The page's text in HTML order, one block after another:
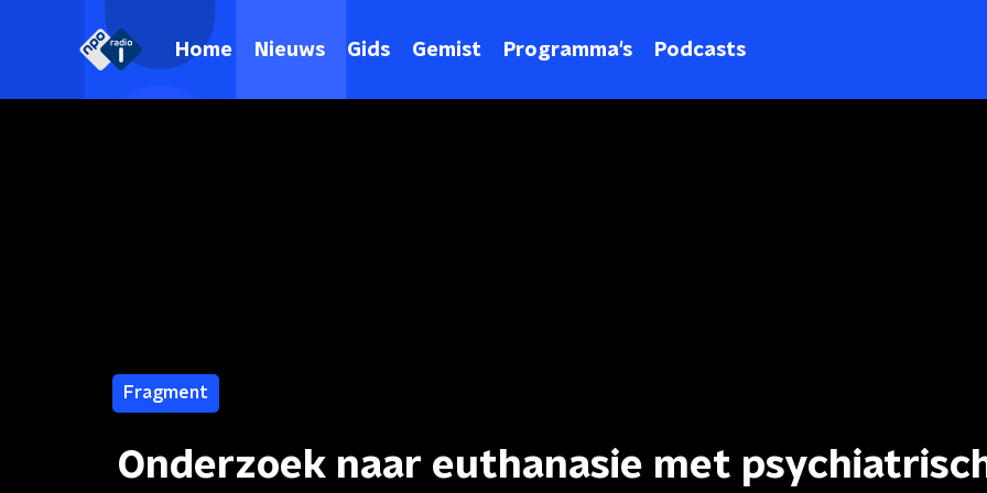
Home Nieuws Gids Gemist Programma's Podcasts
Fragment
Onderzoek naar euthanasie met